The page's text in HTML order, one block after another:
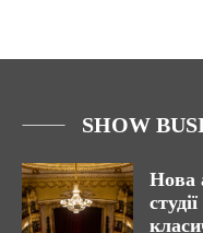
SHOW
Нова